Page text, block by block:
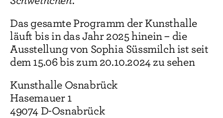
Das gesamte Programm der Kunsthalle
läuft bis in das Jahr 2025 hinein – die
Ausstellung von Sophia Süssmilch ist seit
dem 15.06 bis zum 20.10.2024 zu sehen
Kunsthalle Osnabrück
Hasemauer 1
49074 D-Osnabrück